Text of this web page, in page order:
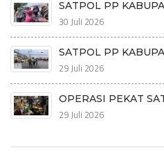
SATPOL PP
30 Juli 2026
SATPOL PP
29 Juli 2026
OPERASI PEKAT
29 Juli 2026